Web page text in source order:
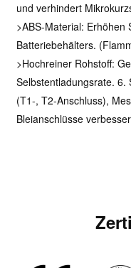
und verhindert
>ABS-Material: Erhöhen
Batteriebehälters.
>Hochreiner Rohstoff:
Selbstentladungsrate. 6.
(T1-, T2-Anschluss),
Bleianschlüsse